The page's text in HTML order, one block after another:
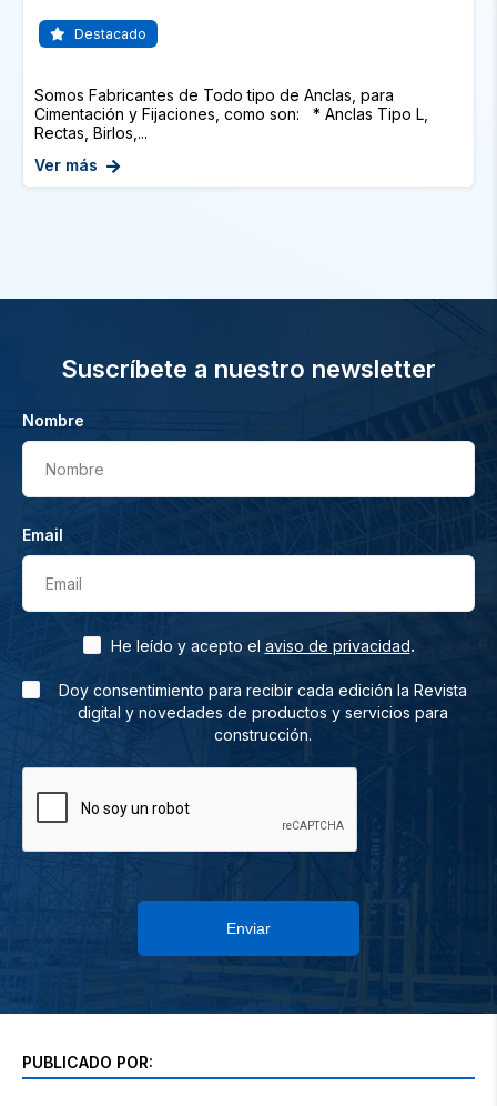
Destacado
Somos Fabricantes de Todo tipo de Anclas, para
Cimentación y Fijaciones, como son: * Anclas Tipo L,
Rectas, Birlos,...
Ver más
Suscríbete a nuestro newsletter
Nombre
Nombre
Email
Email
He leído y acepto el aviso de privacidad.
Doy consentimiento para recibir cada edición la Revista
digital y novedades de productos y servicios para
construcción.
Enviar
PUBLICADO POR: